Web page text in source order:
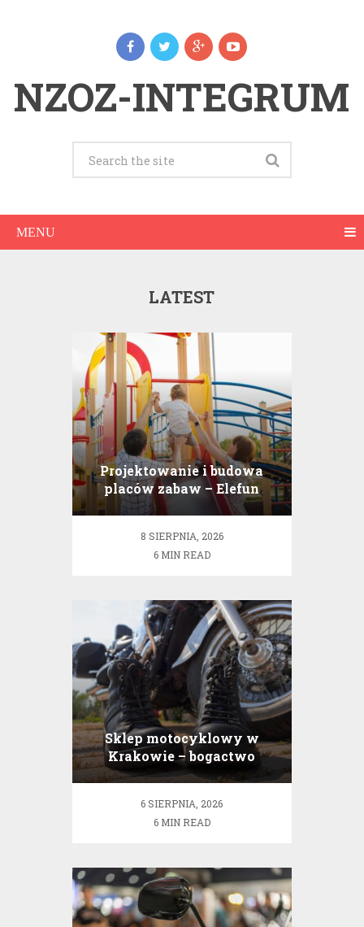
NZOZ-INTEGRUM
MENU
LATEST
Projektowanie i budowa
placów zabaw – Elefun
Projects
8 SIERPNIA, 2026
6 MIN READ
Sklep motocyklowy w
Krakowie – bogactwo
produktów dla każdego
6 SIERPNIA, 2026
6 MIN READ